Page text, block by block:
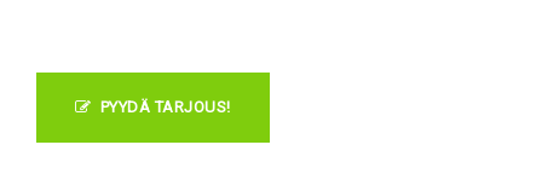
PYYDÄ TARJOUS!